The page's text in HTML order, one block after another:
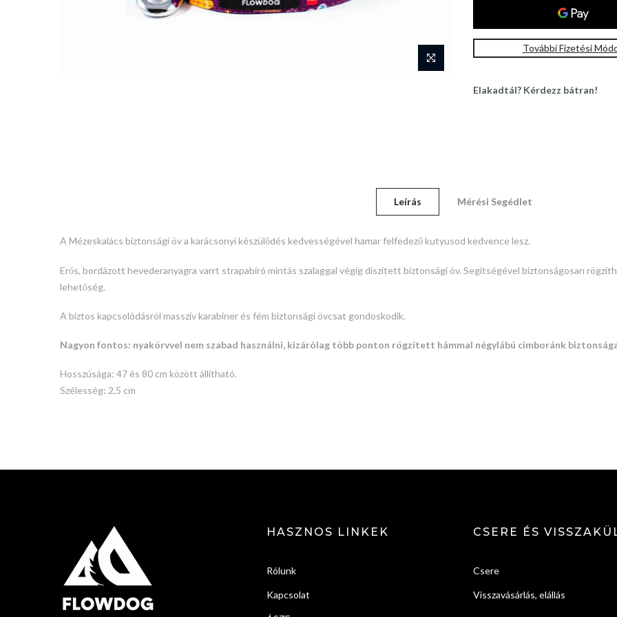
További Fizetési
Elakadtál? Kérdezz bátran!
Leírás Mérési Segédlet
A Mézeskalács biztonsági öv a karácsonyi készülődés kedvességével hamar felfedező kutyusod kedvence lesz.
Erős, bordázott hevederanyagra varrt strapabíró mintás szalaggal végig díszített biztonsági öv. Segítségével biztonságosan
lehetőség.
A biztos kapcsolódásról masszív karabiner és fém biztonsági övcsat gondoskodik.
Nagyon fontos: nyakörvvel nem szabad használni, kizárólag több ponton rögzített hámmal négylábú cimboránk
Hosszúsága: 47 és 80 cm között állítható.
Szélesség: 2,5 cm
HASZNOS LINKEK
Rólunk
Kapcsolat
CSERE ÉS
Csere
Visszavásárlás, elállás